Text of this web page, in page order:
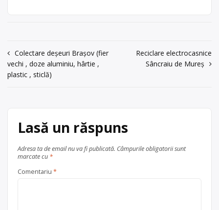
. Sediu social:Arad Str. Câmpul Liniștii,
Nr. 1 tel/fax: 0257281760,
0257281711, e-mail:
electrocasnice (DEEE) , în
județul Arad
Sebiș
Navigare
în
Colectare deșeuri Brașov (fier
vechi , doze aluminiu, hârtie ,
plastic , sticlă)
Reciclare electrocasnice
Sâncraiu de Mureș
Lasă un răspuns
Adresa ta de email nu va fi publicată. Câmpurile obligatorii sunt
marcate cu *
Comentariu *